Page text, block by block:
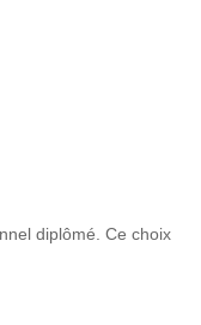
diplômé. Ce choix